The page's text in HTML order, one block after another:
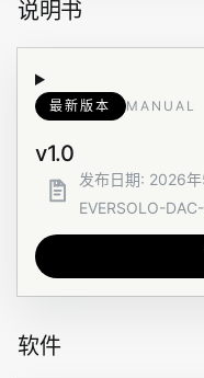
说明书
最新版本 MANUAL
v1.0
发布日期: 2026年
EVERSOLO-
软件